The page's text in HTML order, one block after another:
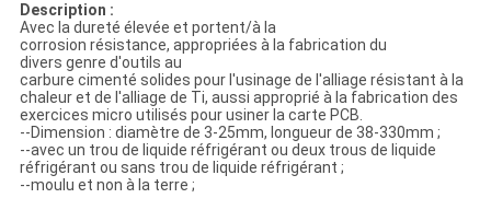
Description :
Avec la dureté élevée et portent/à la
corrosion résistance, appropriées à la fabrication du
divers genre d'outils au
carbure cimenté solides pour l'usinage de l'alliage résistant à la
chaleur et de l'alliage de Ti, aussi approprié à la fabrication des
exercices micro utilisés pour usiner la carte PCB.
--Dimension : diamètre de 3-25mm, longueur de 38-330mm ;
--avec un trou de liquide réfrigérant ou deux trous de liquide
réfrigérant ou sans trou de liquide réfrigérant ;
--moulu et non à la terre ;